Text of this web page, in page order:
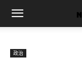
政治